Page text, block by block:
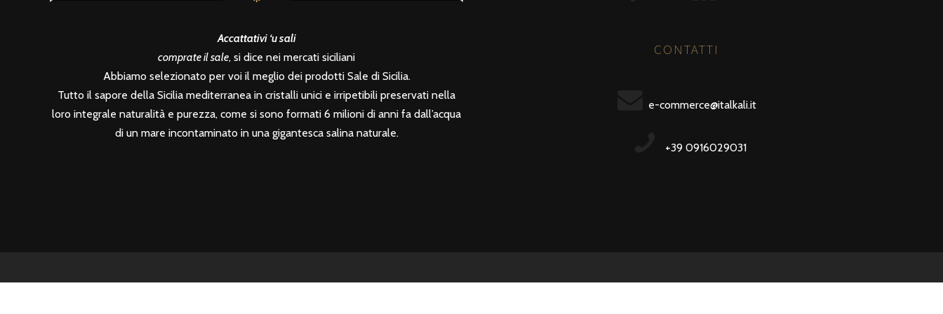
Accattativi ‘u sali
comprate il sale, si dice nei mercati siciliani
Abbiamo selezionato per voi il meglio dei prodotti Sale di Sicilia.
Tutto il sapore della Sicilia mediterranea in cristalli unici e irripetibili preservati nella
loro integrale naturalità e purezza, come si sono formati 6 milioni di anni fa dall’acqua
di un mare incontaminato in una gigantesca salina naturale.
CONTATTI
e-commerce@italkali.it
+39 0916029031